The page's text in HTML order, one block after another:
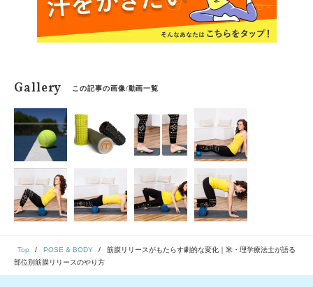
Gallery この記事の画像/動画一覧
Top POSE & BODY
筋膜リリースがもたらす劇的な変化｜米・理学療法士が語る
部位別筋膜リリースのやり方